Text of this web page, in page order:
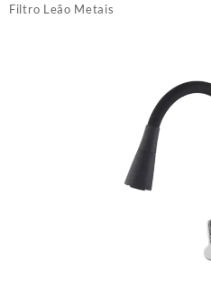
Filtro Leão Metais